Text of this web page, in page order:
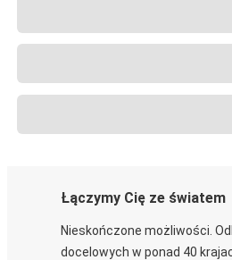
Łączymy Cię ze światem
Nieskończone możliwości.
docelowych w ponad 40